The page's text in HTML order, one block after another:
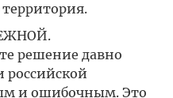
решение давно
российской
и ошибочным. Это